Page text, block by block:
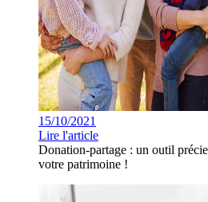
15/10/2021
Lire l'article
Donation-partage : un outil
votre patrimoine !